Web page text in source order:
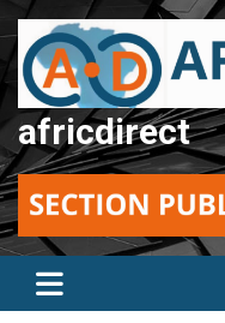
Aller
au
contenu
africdirect